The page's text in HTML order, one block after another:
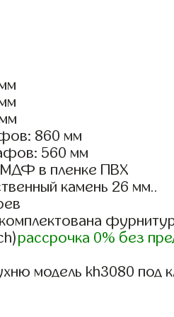
860 мм
560 мм
в пленке ПВХ
камень 26 мм..
рассрочка 0% без
модель kh3080 под